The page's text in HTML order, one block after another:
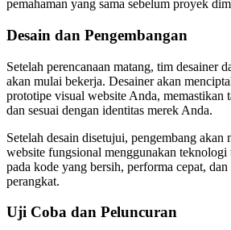
pemahaman yang sama sebelum proyek
Desain dan Pengembangan
Setelah perencanaan matang, tim desainer
akan mulai bekerja. Desainer akan
prototipe visual website Anda, memastikan
dan sesuai dengan identitas merek Anda.
Setelah desain disetujui, pengembang akan
website fungsional menggunakan
pada kode yang bersih, performa cepat,
perangkat.
Uji Coba dan Peluncuran